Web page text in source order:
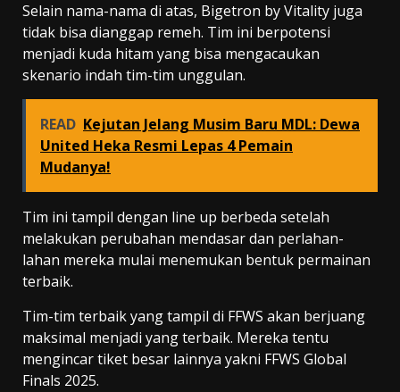
Selain nama-nama di atas, Bigetron by Vitality juga
tidak bisa dianggap remeh. Tim ini berpotensi
menjadi kuda hitam yang bisa mengacaukan
skenario indah tim-tim unggulan.
READ Kejutan Jelang Musim Baru MDL: Dewa
United Heka Resmi Lepas 4 Pemain
Mudanya!
Tim ini tampil dengan line up berbeda setelah
melakukan perubahan mendasar dan perlahan-
lahan mereka mulai menemukan bentuk permainan
terbaik.
Tim-tim terbaik yang tampil di FFWS akan berjuang
maksimal menjadi yang terbaik. Mereka tentu
mengincar tiket besar lainnya yakni FFWS Global
Finals 2025.